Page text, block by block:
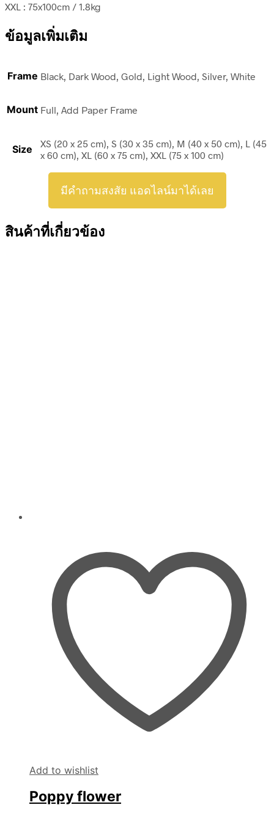
XXL : 75x100cm / 1.8kg
ข้อมูลเพิ่มเติม
Frame Black, Dark Wood, Gold, Light Wood, Silver, White
Mount Full, Add Paper Frame
Size
XS (20 x 25 cm), S (30 x 35 cm), M (40 x 50 cm), L (45
x 60 cm), XL (60 x 75 cm), XXL (75 x 100 cm)
มีคำถามสงสัย แอดไลน์มาได้เลย
สินค้าที่เกี่ยวข้อง
Add to wishlist
Poppy flower